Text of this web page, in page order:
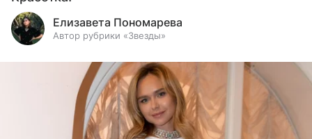
Елизавета Пономарева
Автор рубрики «Звезды»